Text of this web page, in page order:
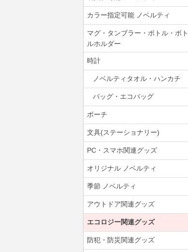
カラー指定可能 ノベルティ
マグ・タンブラー・ボトル・ボト
ルホルダー
時計
ノベルティタオル・ハンカチ
バッグ・エコバッグ
ポーチ
文具(ステーショナリー)
PC・スマホ関連グッズ
オリジナル ノベルティ
季節 ノベルティ
アウトドア関連グッズ
エコロジー関連グッズ
防犯・防災関連グッズ